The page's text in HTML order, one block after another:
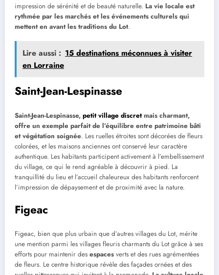
impression de sérénité et de beauté naturelle. La vie locale est
rythmée par les marchés et les événements culturels qui
mettent en avant les traditions du Lot.
Lire aussi : 15 destinations méconnues à visiter
en Lorraine
Saint-Jean-Lespinasse
Saint-Jean-Lespinasse, petit village discretmais charmant,
offre un exemple parfait de l’équilibre entre patrimoine bâti
et végétation soignée. Les ruelles étroites sont décorées de fleurs
colorées, et les maisons anciennes ont conservé leur caractère
authentique. Les habitants participent activement à l’embellissement
du village, ce qui le rend agréable à découvrir à pied. La
tranquillité du lieu et l’accueil chaleureux des habitants renforcent
l’impression de dépaysement et de proximité avec la nature.
Figeac
Figeac, bien que plus urbain que d’autres villages du Lot, mérite
une mention parmi les villages fleuris charmants du Lot grâce à ses
efforts pour maintenir des espaces verts et des rues agrémentées
de fleurs. Le centre historique révèle des façades ornées et des